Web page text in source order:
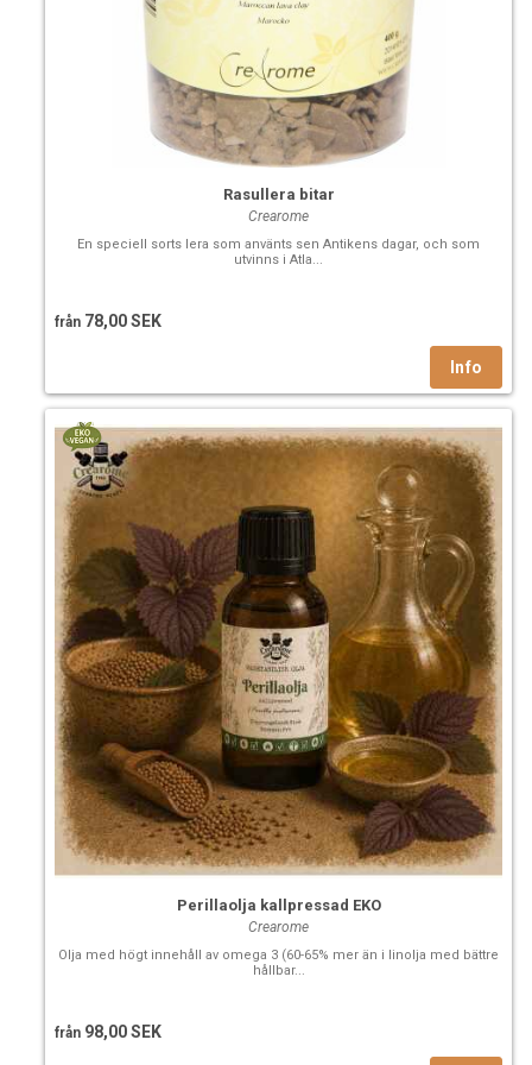
Rasullera bitar
Crearome
En speciell sorts lera som använts sen Antikens dagar, och som
utvinns i Atla...
från 78,00 SEK
Perillaolja kallpressad EKO
Crearome
Olja med högt innehåll av omega 3 (60-65% mer än i linolja med bättre
hållbar...
från 98,00 SEK